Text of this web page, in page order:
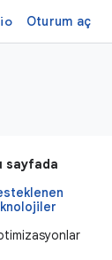
Oturum aç
sayfada